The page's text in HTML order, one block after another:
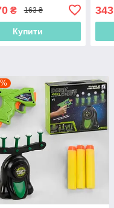
₴ 163 ₴
Купити